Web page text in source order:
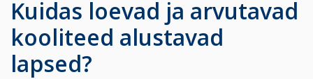
Kuidas loevad ja arvutavad
kooliteed alustavad
lapsed?